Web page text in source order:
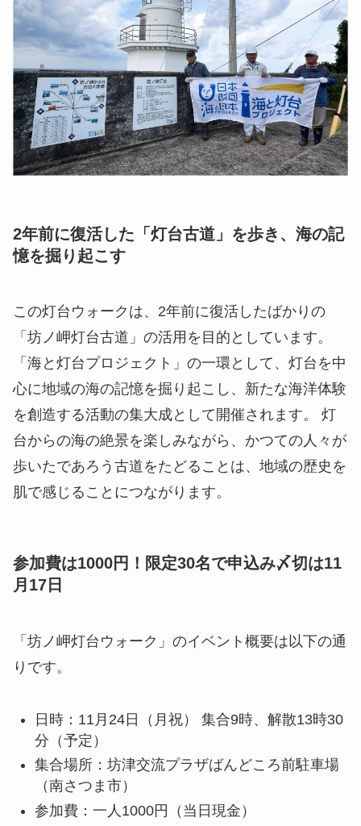
2年前に復活した「灯台古道」を歩き、海の記
憶を掘り起こす
この灯台ウォークは、2年前に復活したばかりの
「坊ノ岬灯台古道」の活用を目的としています。
「海と灯台プロジェクト」の一環として、灯台を中
心に地域の海の記憶を掘り起こし、新たな海洋体験
を創造する活動の集大成として開催されます。 灯
台からの海の絶景を楽しみながら、かつての人々が
歩いたであろう古道をたどることは、地域の歴史を
肌で感じることにつながります。
参加費は1000円！限定30名で申込み〆切は11
月17日
「坊ノ岬灯台ウォーク」のイベント概要は以下の通
りです。
日時：11月24日（月祝） 集合9時、解散13時30
分（予定）
集合場所：坊津交流プラザばんどころ前駐車場
（南さつま市）
参加費：一人1000円（当日現金）